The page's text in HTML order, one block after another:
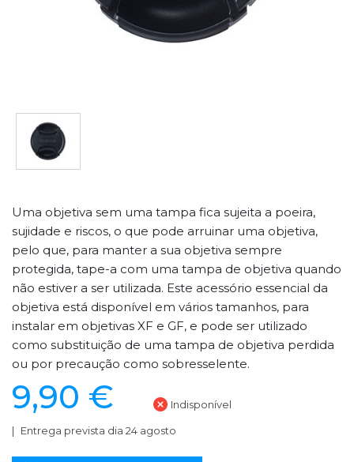
Uma objetiva sem uma tampa fica sujeita a poeira,
sujidade e riscos, o que pode arruinar uma objetiva,
pelo que, para manter a sua objetiva sempre
protegida, tape-a com uma tampa de objetiva quando
não estiver a ser utilizada. Este acessório essencial da
objetiva está disponível em vários tamanhos, para
instalar em objetivas XF e GF, e pode ser utilizado
como substituição de uma tampa de objetiva perdida
ou por precaução como sobresselente.
9,90 € Indisponível
Entrega prevista dia 24 agosto